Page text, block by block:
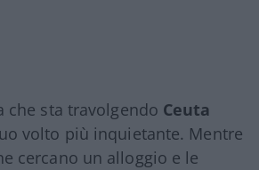
che sta travolgendo Ceuta
volto più inquietante. Mentre
cercano un alloggio e le